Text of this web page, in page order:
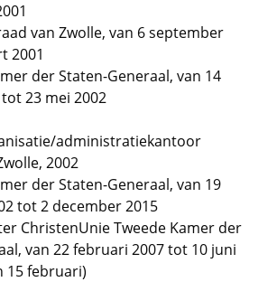
van Zwolle, van 6 september
2001
der Staten-Generaal, van 14
23 mei 2002
administratiekantoor
2002
der Staten-Generaal, van 19
tot 2 december 2015
ChristenUnie Tweede Kamer der
van 22 februari 2007 tot 10 juni
15 februari)